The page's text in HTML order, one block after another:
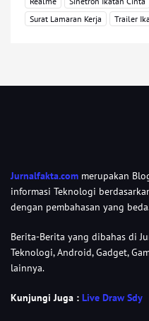
Surat Lamaran Kerja
Trailer
Jurnalfakta.com merupakan
informasi Teknologi
dengan pembahasan yang
Berita-Berita yang dibahas di
Teknologi, Android, Gadget,
lainnya.
Kunjungi Juga : Live Draw Sdy